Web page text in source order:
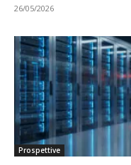
26/05/2026
Prospettive